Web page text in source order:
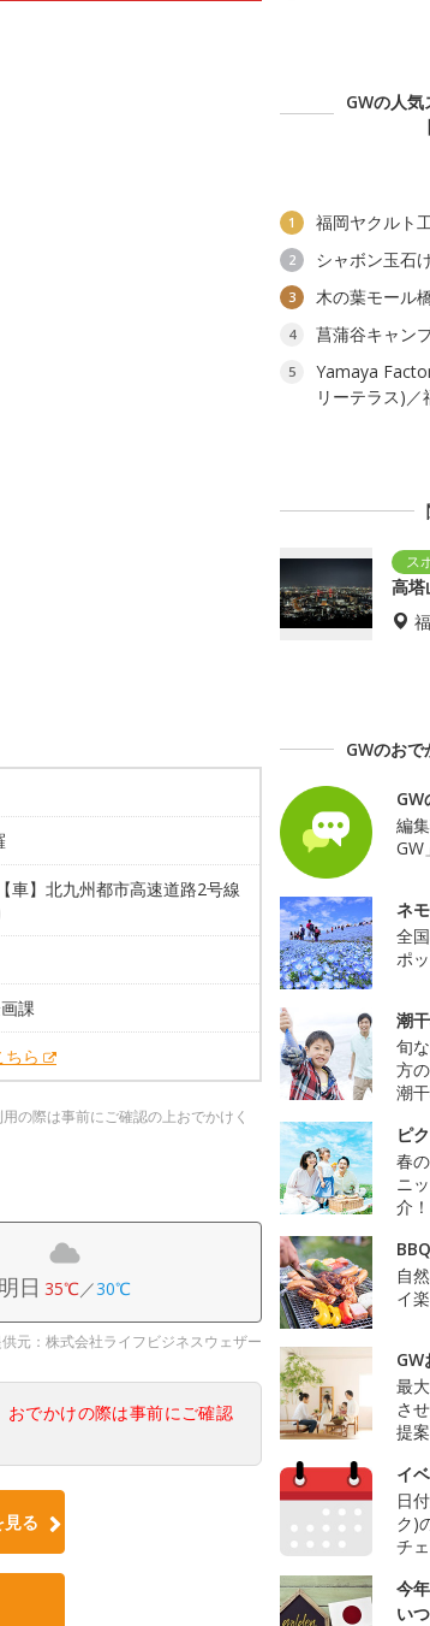
車】北九州都市高速道路2号線
課
ら
の際は事前にご確認の上おでかけく
明日 35℃／30℃
元：株式会社ライフビジネスウェザー
でかけの際は事前にご確認
る
GWの人
1 福岡ヤクルト
2 シャボン玉石
3 木の葉モール
4 菖蒲谷キャン
5
Yamaya
リーテラス)／
高塔
GWのお
編
GW
ネ
全
ポ
潮
旬
方
潮
ピ
春
ニ
介！
自
イ
最
さ
提案
イ
日
ク)
チ
今
い